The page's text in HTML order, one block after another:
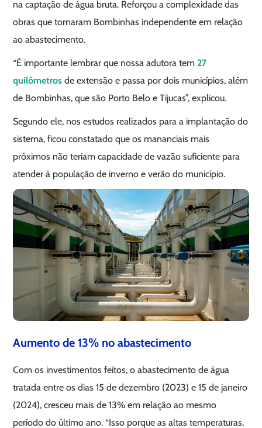
na captação de água bruta. Reforçou a complexidade das
obras que tornaram Bombinhas independente em relação
ao abastecimento.
“É importante lembrar que nossa adutora tem 27
quilômetros de extensão e passa por dois municípios, além
de Bombinhas, que são Porto Belo e Tijucas”, explicou.
Segundo ele, nos estudos realizados para a implantação do
sistema, ficou constatado que os mananciais mais
próximos não teriam capacidade de vazão suficiente para
atender à população de inverno e verão do município.
Aumento de 13% no abastecimento
Com os investimentos feitos, o abastecimento de água
tratada entre os dias 15 de dezembro (2023) e 15 de janeiro
(2024), cresceu mais de 13% em relação ao mesmo
período do último ano. “Isso porque as altas temperaturas,